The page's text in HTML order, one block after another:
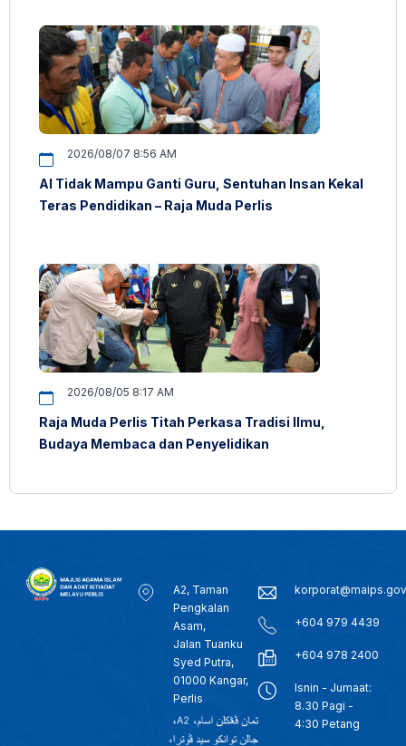
2026/08/07 8:56 AM
AI Tidak Mampu Ganti Guru, Sentuhan Insan Kekal
Teras Pendidikan – Raja Muda Perlis
2026/08/05 8:17 AM
Raja Muda Perlis Titah Perkasa Tradisi Ilmu,
Budaya Membaca dan Penyelidikan
A2, Taman
Pengkalan
Asam,
Jalan Tuanku
Syed Putra,
01000 Kangar,
Perlis
+604 979 4439
+604 978 2400
Isnin - Jumaat:
8.30 Pagi -
4:30 Petang